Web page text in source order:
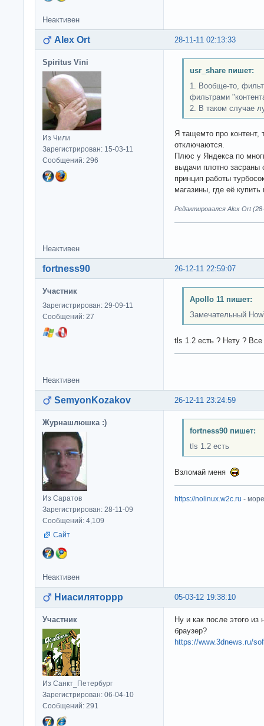
Неактивен
28-11-11 02:13:33
Alex Ort
Spiritus Vini
Из Чили
Зарегистрирован: 15-03-11
Сообщений: 296
usr_share пишет:
1. Вообще-то,
фильтрами
2. В таком случае
Я тащемто про контент,
отключаются.
Плюс у Яндекса по
выдачи плотно
принцип работы
магазины, где её
Редактировался Alex Ort
Неактивен
26-12-11 22:59:07
fortness90
Участник
Зарегистрирован: 29-09-11
Сообщений: 27
Apollo 11 пишет:
Замечательный
tls 1.2 есть ? Нету ?
Неактивен
26-12-11 23:24:59
SemyonKozakov
Журнашлюшка :)
Из Саратов
Зарегистрирован: 28-11-09
Сообщений: 4,109
Сайт
fortness90 пишет:
tls 1.2 есть
Взломай меня
https://nolinux.w2c.ru -
Неактивен
05-03-12 19:38:10
Ниасиляторрр
Участник
Из Санкт_Петербург
Зарегистрирован: 06-04-10
Сообщений: 291
Ну и как после этого
браузер?
https://www.3dnews.ru/